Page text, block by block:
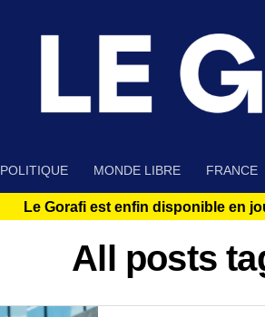
POLITIQUE MONDE LIBRE FRANCE
Le Gorafi est enfin disponible en
All posts